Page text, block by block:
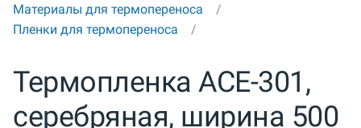
Материалы для термопереноса
Пленки для термопереноса
Термопленка ACE-301,
серебряная, ширина 500